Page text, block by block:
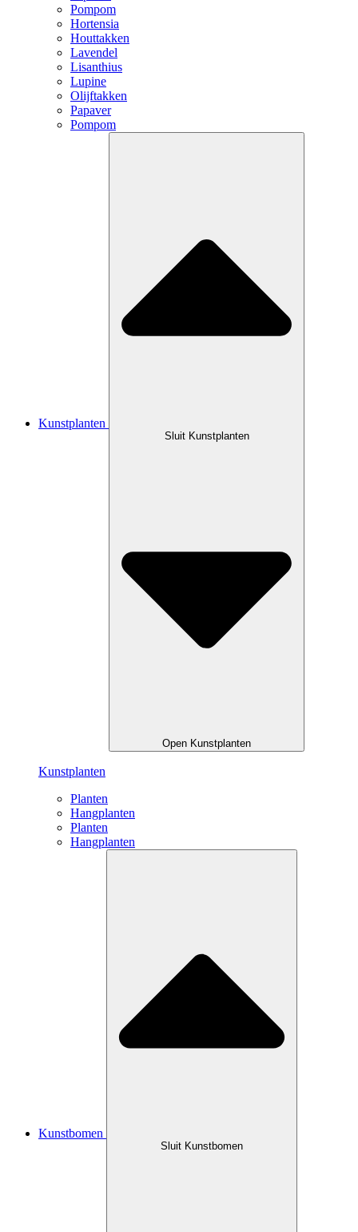
Pompom
Hortensia
Houttakken
Lavendel
Lisanthius
Lupine
Olijftakken
Papaver
Pompom
Kunstplanten
Sluit Kunstplanten
Open Kunstplanten
Kunstplanten
Planten
Hangplanten
Planten
Hangplanten
Kunstbomen
Sluit Kunstbomen